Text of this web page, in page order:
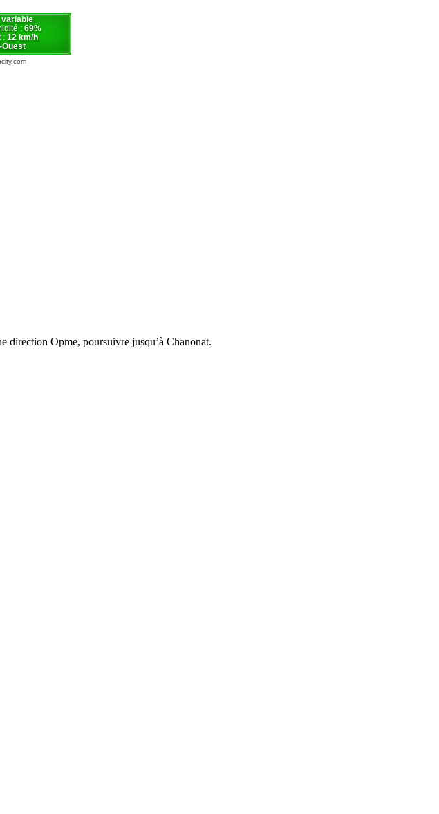
direction Opme, poursuivre jusqu’à Chanonat.